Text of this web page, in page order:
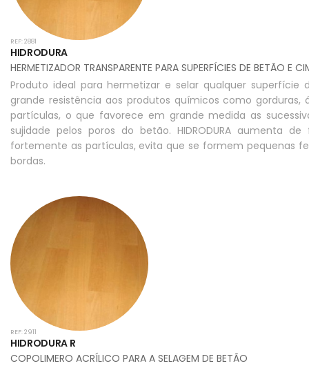
REF: 2881
HIDRODURA
HERMETIZADOR TRANSPARENTE PARA SUPERFÍCIES DE BETÃO E
Produto ideal para hermetizar e selar qualquer
grande resistência aos produtos químicos como
partículas, o que favorece em grande medida as
sujidade pelos poros do betão. HIDRODURA aumenta
fortemente as partículas, evita que se formem pequenas
bordas.
REF: 2911
HIDRODURA R
COPOLIMERO ACRÍLICO PARA A SELAGEM DE BETÃO